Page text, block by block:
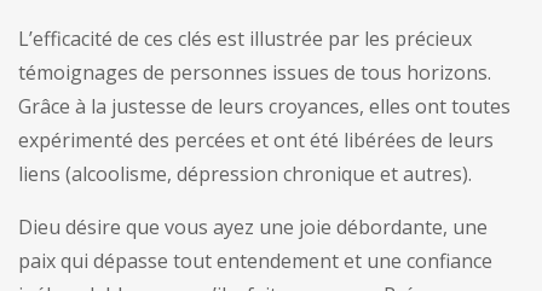
L’efficacité de ces clés est illustrée par les précieux
témoignages de personnes issues de tous horizons.
Grâce à la justesse de leurs croyances, elles ont toutes
expérimenté des percées et ont été libérées de leurs
liens (alcoolisme, dépression chronique et autres).
Dieu désire que vous ayez une joie débordante, une
paix qui dépasse tout entendement et une confiance